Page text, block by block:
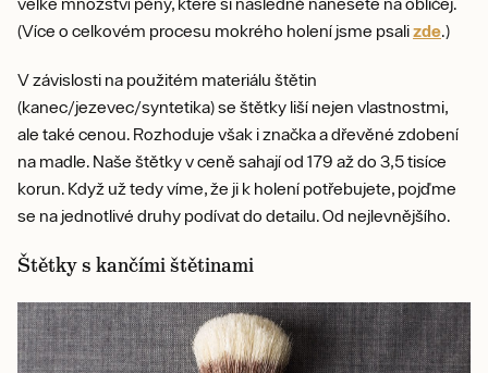
(Více o celkovém procesu mokrého holení jsme psalizde.)
V závislosti na použitém materiálu štětin
(kanec/jezevec/syntetika) se štětky liší nejen vlastnostmi,
ale také cenou. Rozhoduje však i značka a dřevěné zdobení
na madle. Naše štětky v ceně sahají od 179 až do 3,5 tisíce
korun. Když už tedy víme, že ji k holení potřebujete, pojďme
se na jednotlivé druhy podívat do detailu. Od nejlevnějšího.
Štětky s kančími štětinami